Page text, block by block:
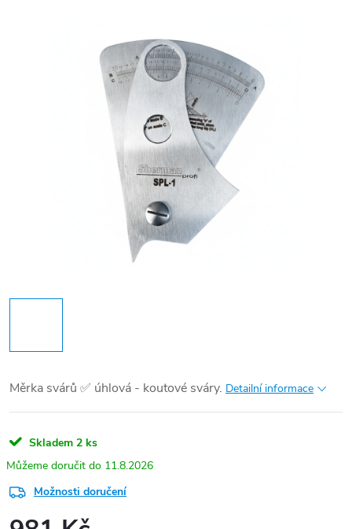
Měrka svárů ✅ úhlová - koutové sváry. Detailní informace
Skladem 2 ks
11.8.2026
Možnosti doručení